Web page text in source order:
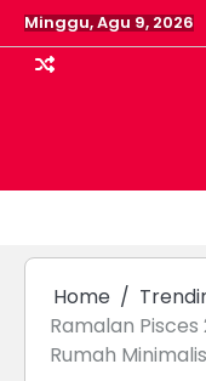
Skip
to
content
Minggu, Agu 9, 2026
Home
Ramalan
Rumah Minimalis